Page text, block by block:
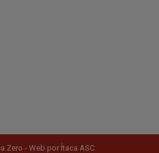
Zero - Web por Ítaca ASC